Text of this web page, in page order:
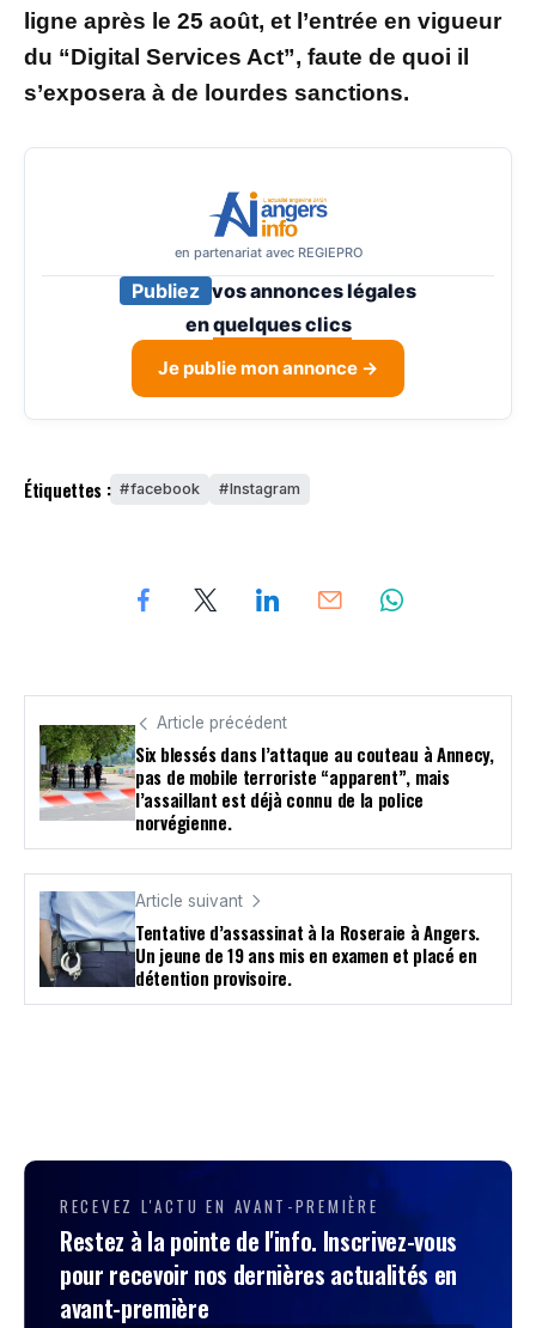
ligne après le 25 août, et l’entrée en vigueur
du “Digital Services Act”, faute de quoi il
s’exposera à de lourdes sanctions.
en partenariat avec REGIEPRO
Publiez vos annonces légales
enquelques clics
Je publie mon annonce →
Étiquettes : facebook Instagram
Article précédent
Six blessés dans l’attaque au couteau à Annecy,
pas de mobile terroriste “apparent”, mais
l’assaillant est déjà connu de la police
norvégienne.
Article suivant
Tentative d’assassinat à la Roseraie à Angers.
Un jeune de 19 ans mis en examen et placé en
détention provisoire.
RECEVEZ L'ACTU EN AVANT-PREMIÈRE
Restez à la pointe de l'info. Inscrivez-vous
pour recevoir nos dernières actualités en
avant-première